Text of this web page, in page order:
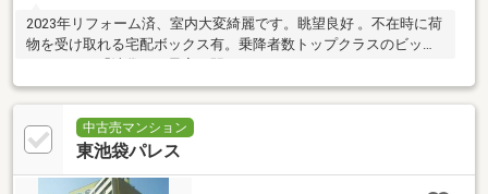
2023年リフォーム済、室内大変綺麗です。眺望良好 。不在時に荷
物を受け取れる宅配ボックス有。乗降者数トップクラスのビック
中古売マンション
東池袋パレス